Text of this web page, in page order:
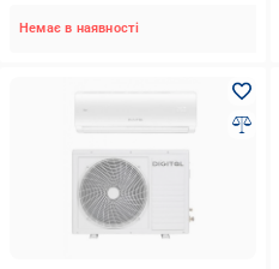
Немає в наявності